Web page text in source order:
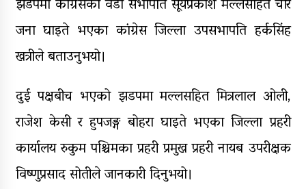
झडपमा कांग्रेसका वडा सभापति सूर्यप्रकाश मल्लसहित चार
जना घाइते भएका कांग्रेस जिल्ला उपसभापति हर्कसिंह
खत्रीले बताउनुभयो।
दुई पक्षबीच भएको झडपमा मल्लसहित मित्रलाल ओली,
राजेश केसी र हुपजङ्ग बोहरा घाइते भएका जिल्ला प्रहरी
कार्यालय रुकुम पश्चिमका प्रहरी प्रमुख प्रहरी नायब उपरीक्षक
विष्णुप्रसाद सोतीले जानकारी दिनुभयो।